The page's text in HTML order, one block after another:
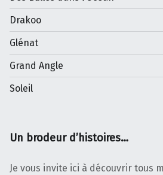
Drakoo
Glénat
Grand Angle
Soleil
Un brodeur d’histoires…
Je vous invite ici à découvrir tous